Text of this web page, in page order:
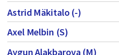
Astrid Mäkitalo (-)
Axel Melbin (S)
Aygun Alakbarova (M)